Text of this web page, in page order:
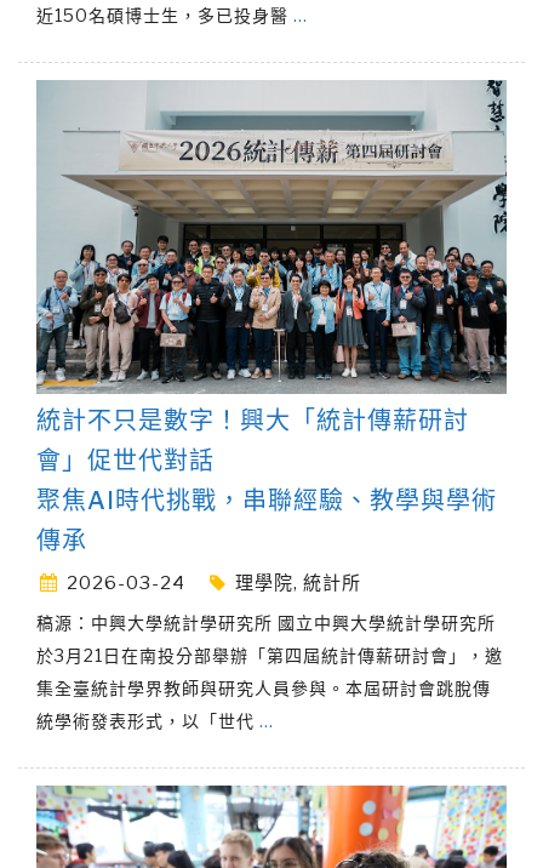
近150名碩博士生，多已投身醫 …
統計不只是數字！興大「統計傳薪研討
會」促世代對話
聚焦AI時代挑戰，串聯經驗、教學與學術
傳承
2026-03-24 理學院, 統計所
稿源：中興大學統計學研究所 國立中興大學統計學研究所
於3月21日在南投分部舉辦「第四屆統計傳薪研討會」，邀
集全臺統計學界教師與研究人員參與。本屆研討會跳脫傳
統學術發表形式，以「世代 …